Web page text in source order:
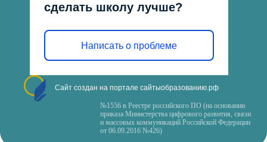
сделать школу лучше?
Написать о проблеме
Сайт создан на портале сайтыобразованию.рф
№1556 в Реестре российского ПО (на основании
приказа Министерства цифрового развития, связи
и массовых коммуникаций Российской Федерации
от 06.09.2016 №426)